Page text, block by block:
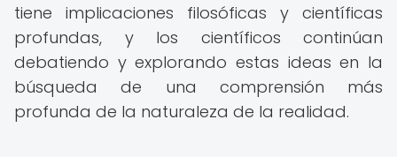
tiene implicaciones filosóficas y científicas
profundas, y los científicos continúan
debatiendo y explorando estas ideas en la
búsqueda de una comprensión más
profunda de la naturaleza de la realidad.